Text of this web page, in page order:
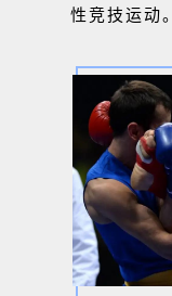
性竞技运动。